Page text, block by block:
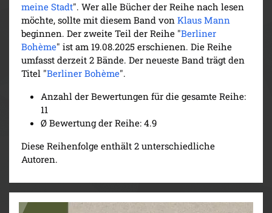
meine Stadt". Wer alle Bücher der Reihe nach lesen
möchte, sollte mit diesem Band von Klaus Mann
beginnen. Der zweite Teil der Reihe "Berliner
Bohème" ist am 19.08.2025 erschienen. Die Reihe
umfasst derzeit 2 Bände. Der neueste Band trägt den
Titel "Berliner Bohème".
Anzahl der Bewertungen für die gesamte Reihe:
11
Ø Bewertung der Reihe: 4.9
Diese Reihenfolge enthält 2 unterschiedliche
Autoren.